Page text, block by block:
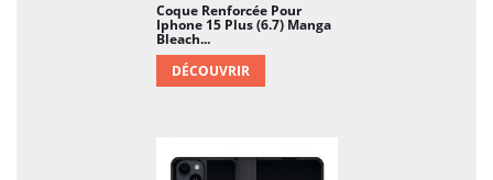
Coque Renforcée Pour
Iphone 15 Plus (6.7) Manga
Bleach...
DÉCOUVRIR